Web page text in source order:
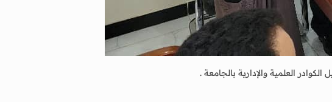
العلمية والإدارية بالجامعة .